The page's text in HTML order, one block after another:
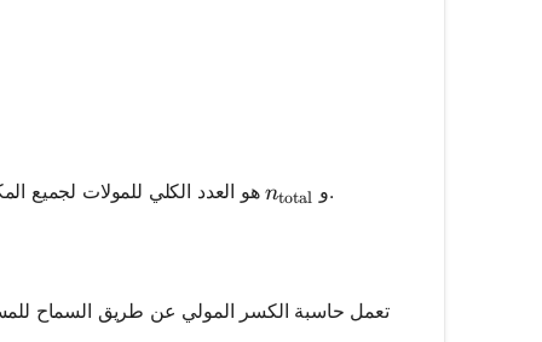
هو عدد المولات للمكون A، و
n_{\text{total}}
ntotal هو العدد الكلي للمولات لجميع المكونات.
تعمل حاسبة الكسر المولي عن طريق السماح